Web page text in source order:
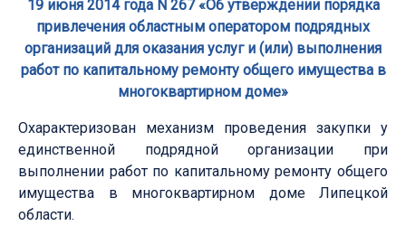
19 июня 2014 года N 267 «Об утверждении порядка
привлечения областным оператором подрядных
организаций для оказания услуг и (или) выполнения
работ по капитальному ремонту общего имущества в
многоквартирном доме»
Охарактеризован механизм проведения закупки у
единственной подрядной организации при
выполнении работ по капитальному ремонту общего
имущества в многоквартирном доме Липецкой
области.